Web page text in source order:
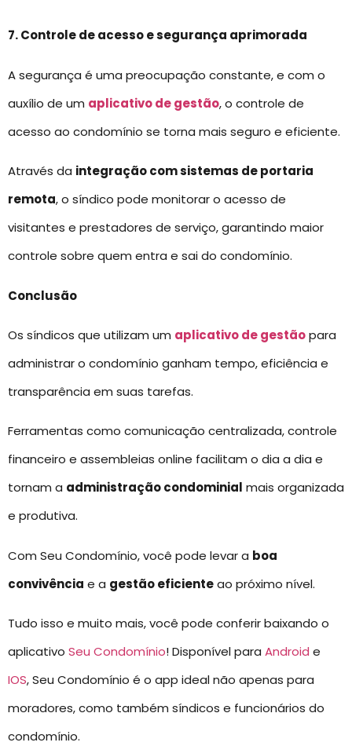
7. Controle de acesso e segurança aprimorada
A segurança é uma preocupação constante, e com o
auxílio de um aplicativo de gestão, o controle de
acesso ao condomínio se torna mais seguro e eficiente.
Através da integração com sistemas de portaria
remota, o síndico pode monitorar o acesso de
visitantes e prestadores de serviço, garantindo maior
controle sobre quem entra e sai do condomínio.
Conclusão
Os síndicos que utilizam um aplicativo de gestãopara
administrar o condomínio ganham tempo, eficiência e
transparência em suas tarefas.
Ferramentas como comunicação centralizada, controle
financeiro e assembleias online facilitam o dia a dia e
tornam a administração condominial mais organizada
e produtiva.
Com Seu Condomínio, você pode levar a boa
convivência e a gestão eficienteao próximo nível.
Tudo isso e muito mais, você pode conferir baixando o
aplicativo Seu Condomínio! Disponível para Android e
IOS, Seu Condomínio é o app ideal não apenas para
moradores, como também síndicos e funcionários do
condomínio.